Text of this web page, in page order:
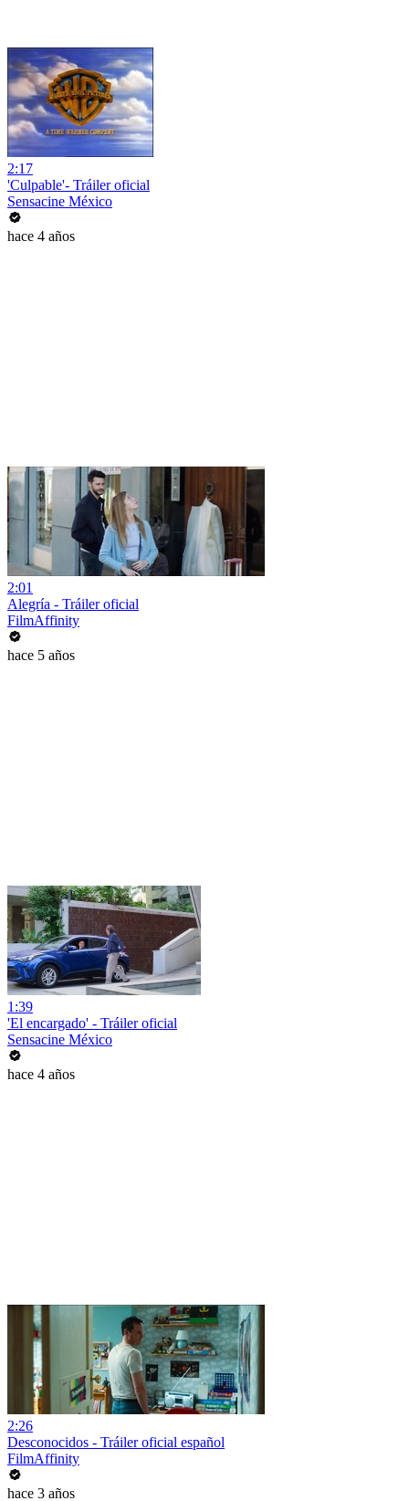
2:17
'Culpable'- Tráiler oficial
Sensacine México
hace 4 años
2:01
Alegría - Tráiler oficial
FilmAffinity
hace 5 años
1:39
'El encargado' - Tráiler oficial
Sensacine México
hace 4 años
2:26
Desconocidos - Tráiler oficial español
FilmAffinity
hace 3 años